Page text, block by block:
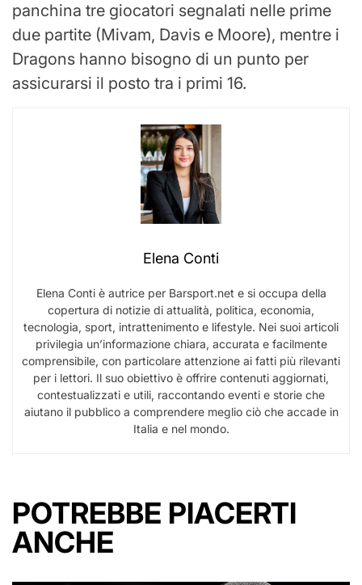
panchina tre giocatori segnalati nelle prime
due partite (Mivam, Davis e Moore), mentre i
Dragons hanno bisogno di un punto per
assicurarsi il posto tra i primi 16.
Elena Conti
Elena Conti è autrice per Barsport.net e si occupa della
copertura di notizie di attualità, politica, economia,
tecnologia, sport, intrattenimento e lifestyle. Nei suoi articoli
privilegia un’informazione chiara, accurata e facilmente
comprensibile, con particolare attenzione ai fatti più rilevanti
per i lettori. Il suo obiettivo è offrire contenuti aggiornati,
contestualizzati e utili, raccontando eventi e storie che
aiutano il pubblico a comprendere meglio ciò che accade in
Italia e nel mondo.
POTREBBE PIACERTI
ANCHE